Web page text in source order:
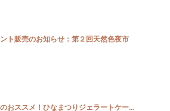
ト販売のお知らせ：第２回天然色夜市
おススメ！ひなまつりジェラートケー...